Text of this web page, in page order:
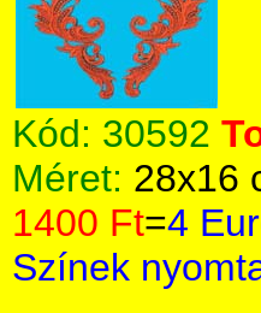
Kód: 30592
Méret: 28x16
1400 Ft=4
Színek